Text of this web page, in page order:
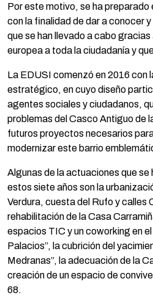
Por este motivo, se ha
con la finalidad de dar a conocer
que se han llevado a cabo
europea a toda la ciudadanía y
La EDUSI comenzó en 2016 con
estratégico, en cuyo diseño
agentes sociales y ciudadanos,
problemas del Casco Antiguo de
futuros proyectos necesarios
modernizar este barrio
Algunas de la actuaciones que se
estos siete años son la
Verdura, cuesta del Rufo y calles
rehabilitación de la Casa
espacios TIC y un coworking en
Palacios”, la cubrición del
Medranas”, la adecuación de la
creación de un espacio de
68.